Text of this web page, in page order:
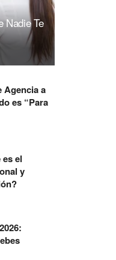
Nadie Te
Agencia a
es “Para
el
y